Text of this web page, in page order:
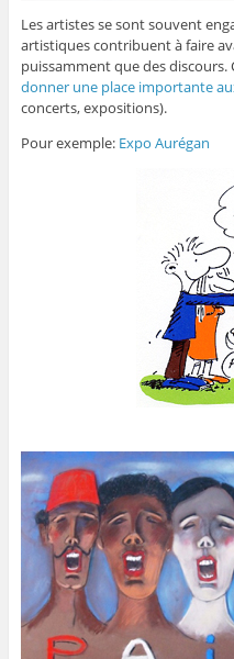
Les artistes se sont souvent
artistiques contribuent à faire
puissamment que des
donner une place importante
concerts, expositions).
Pour exemple: Expo Aurégan